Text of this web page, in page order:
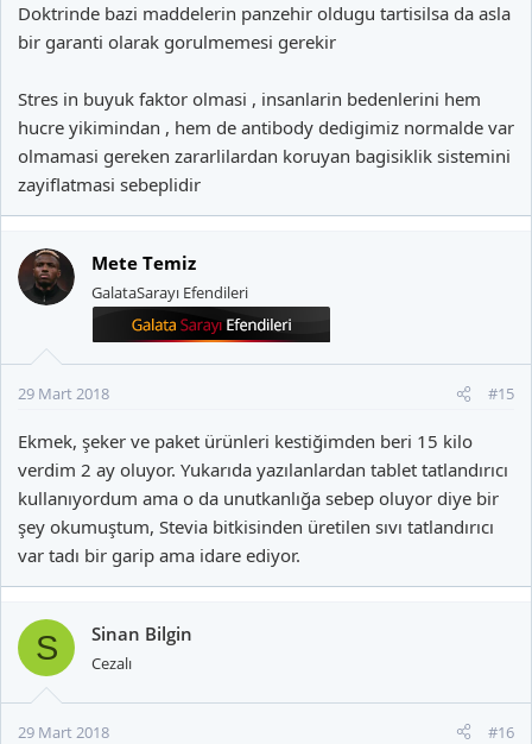
Doktrinde bazi maddelerin panzehir oldugu tartisilsa da asla
bir garanti olarak gorulmemesi gerekir
Stres in buyuk faktor olmasi , insanlarin bedenlerini hem
hucre yikimindan , hem de antibody dedigimiz normalde var
olmamasi gereken zararlilardan koruyan bagisiklik sistemini
zayiflatmasi sebeplidir
Mete Temiz
GalataSarayı Efendileri
29 Mart 2018 #15
Ekmek, şeker ve paket ürünleri kestiğimden beri 15 kilo
verdim 2 ay oluyor. Yukarıda yazılanlardan tablet tatlandırıcı
kullanıyordum ama o da unutkanlığa sebep oluyor diye bir
şey okumuştum, Stevia bitkisinden üretilen sıvı tatlandırıcı
var tadı bir garip ama idare ediyor.
S Sinan Bilgin
Cezalı
29 Mart 2018 #16